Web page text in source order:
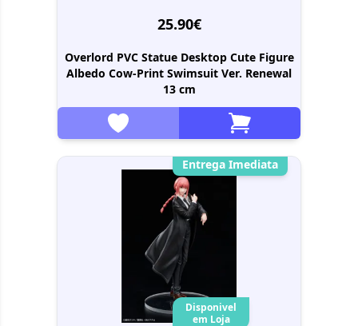
25.90€
Overlord PVC Statue Desktop Cute Figure
Albedo Cow-Print Swimsuit Ver. Renewal
13 cm
Entrega Imediata
Disponivel
em Loja